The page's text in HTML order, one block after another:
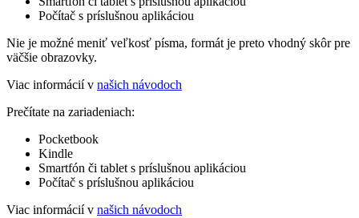
Počítač s príslušnou aplikáciou
Nie je možné meniť veľkosť písma, formát je preto vhodný skôr pre
väčšie obrazovky.
Viac informácií v našich návodoch
Prečítate na zariadeniach:
Pocketbook
Kindle
Smartfón či tablet s príslušnou aplikáciou
Počítač s príslušnou aplikáciou
Viac informácií v našich návodoch